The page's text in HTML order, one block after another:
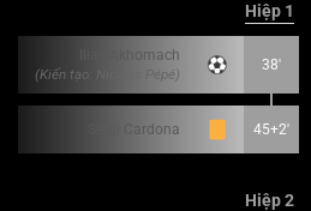
Hiệp 1
Ilias Akhomach
(Kiến tạo: Nicolas Pépé)
38'
Sergi Cardona 45+2'
Hiệp 2